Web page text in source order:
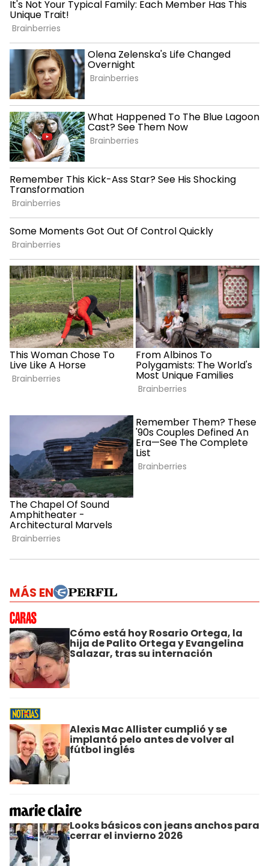
MÁS EN
Cómo está hoy Rosario Ortega, la
hija de Palito Ortega y Evangelina
Salazar, tras su internación
Alexis Mac Allister cumplió y se
implantó pelo antes de volver al
fútbol inglés
Looks básicos con jeans anchos para
cerrar el invierno 2026